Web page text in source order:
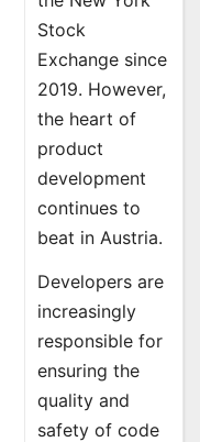
Stock
Exchange since
2019. However,
the heart of
product
development
continues to
beat in Austria.
Developers are
increasingly
responsible for
ensuring the
quality and
safety of code